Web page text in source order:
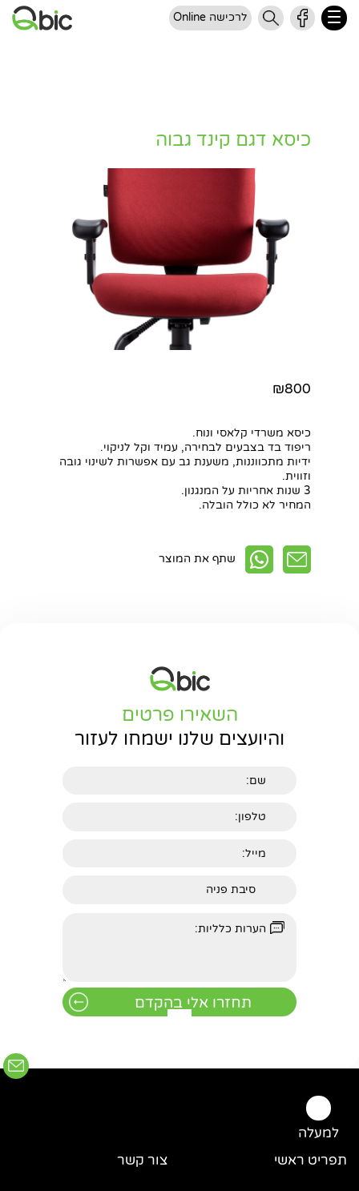
לרכישה Online
כיסא דגם קינד גבוה
₪800
כיסא משרדי קלאסי ונוח.
ריפוד בד בצבעים לבחירה, עמיד וקל לניקוי.
ידיות מתכווננות, משענת גב עם אפשרות לשינוי גובה
וזווית.
3 שנות אחריות על המנגנון.
המחיר לא כולל הובלה.
שתף את המוצר
השאירו פרטים
והיועצים שלנו ישמחו לעזור
למעלה
תפריט ראשי
צור קשר